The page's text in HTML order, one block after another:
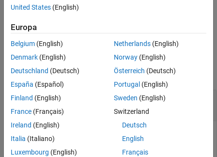
ability to link your library to a library dictionary is restored, but
example
Examples
collapse all
Clear Cached Link Information for Library
Dictionaries
remove corrupt cache information.
United States (English)
Europa
Belgium (English)
Denmark (English)
Deutschland (Deutsch)
España (Español)
Finland (English)
France (Français)
Ireland (English)
Italia (Italiano)
Luxembourg (English)
Netherlands(English)
Norway(English)
Österreich (Deutsch)
Portugal (English)
Sweden (English)
Switzerland
Deutsch
English
Français